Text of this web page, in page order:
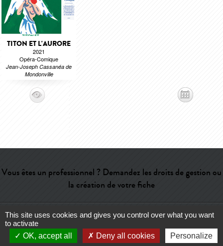
TITON ET L'AURORE
2021
Opéra-Comique
Jean-Joseph Cassanéa de
Mondonville
Vous êtes un professionnel ? Demandez les droits de gestion ou
la création de votre fiche
Aide-Contact-Admin-Lexique-CGU-Qui sommes-nous ?-
This site uses cookies and gives you control over what you want
to activate
OK, accept all
Deny all cookies
Personalize